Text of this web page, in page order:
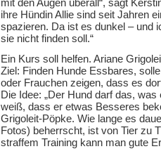
mit den Augen überall“, sagt
ihre Hündin Allie sind seit Jahren
spazieren. Da ist es dunkel – und
sie nicht finden soll.“
Ein Kurs soll helfen. Ariane
Ziel: Finden Hunde Essbares,
oder Frauchen zeigen, dass es
Die Idee: „Der Hund darf das,
weiß, dass er etwas Besseres
Grigoleit-Pöpke. Wie lange es
Fotos) beherrscht, ist von Tier zu
straffem Training kann man gute